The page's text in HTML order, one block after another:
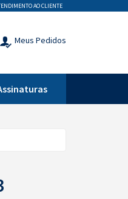
AO CLIENTE
Meus Pedidos